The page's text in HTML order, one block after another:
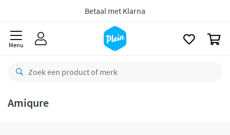
Betaal met Klarna
Menu
Amiqure